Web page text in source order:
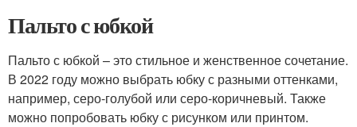
Пальто с юбкой
Пальто с юбкой – это стильное и женственное сочетание.
В 2022 году можно выбрать юбку с разными оттенками,
например, серо-голубой или серо-коричневый. Также
можно попробовать юбку с рисунком или принтом.